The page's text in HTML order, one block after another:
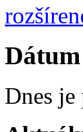
Dátum
Dnes je